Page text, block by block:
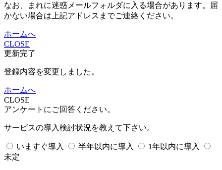
なお、まれに迷惑メールフォルダに入る場合があります。届
かない場合は上記アドレスまでご連絡ください。
ホームへ
CLOSE
更新完了
登録内容を変更しました。
ホームへ
CLOSE
アンケートにご回答ください。
サービスの導入検討状況を教えて下さい。
いますぐ導入 半年以内に導入
1年以内に導入
未定